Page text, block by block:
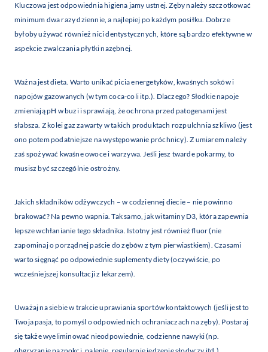
Kluczowa jest odpowiednia higiena jamy ustnej. Zęby należy szczotkować
minimum dwa razy dziennie, a najlepiej po każdym posiłku. Dobrze
byłoby używać również nici dentystycznych, które są bardzo efektywne w
aspekcie zwalczania płytki nazębnej.
Ważna jest dieta. Warto unikać picia energetyków, kwaśnych soków i
napojów gazowanych (w tym coca-coli itp.). Dlaczego? Słodkie napoje
zmieniają pH w buzi i sprawiają, że ochrona przed patogenami jest
słabsza. Z kolei gaz zawarty w takich produktach rozpulchnia szkliwo (jest
ono potem podatniejsze na występowanie próchnicy). Z umiarem należy
zaś spożywać kwaśne owoce i warzywa. Jeśli jesz twarde pokarmy, to
musisz być szczególnie ostrożny.
Jakich składników odżywczych – w codziennej diecie – nie powinno
brakować? Na pewno wapnia. Tak samo, jak witaminy D3, która zapewnia
lepsze wchłanianie tego składnika. Istotny jest również fluor (nie
zapominaj o porządnej paście do zębów z tym pierwiastkiem). Czasami
warto sięgnąć po odpowiednie suplementy diety (oczywiście, po
wcześniejszej konsultacji z lekarzem).
Uważaj na siebie w trakcie uprawiania sportów kontaktowych (jeśli jest to
Twoja pasja, to pomyśl o odpowiednich ochraniaczach na zęby). Postaraj
się także wyeliminować nieodpowiednie, codzienne nawyki (np.